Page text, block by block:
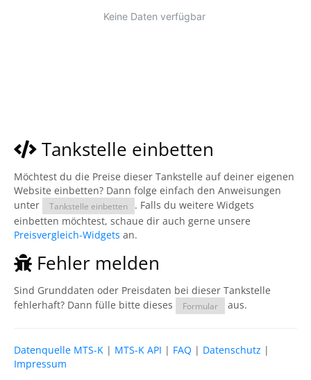
Tankstelle einbetten
Möchtest du die Preise dieser Tankstelle auf deiner eigenen
Website einbetten? Dann folge einfach den Anweisungen
unter
Tankstelle einbetten
. Falls du weitere Widgets
einbetten möchtest, schaue dir auch gerne unsere
Preisvergleich-Widgets an.
Fehler melden
Sind Grunddaten oder Preisdaten bei dieser Tankstelle
fehlerhaft? Dann fülle bitte dieses
Formular aus.
Datenquelle MTS-K | MTS-K API | FAQ | Datenschutz |
Impressum